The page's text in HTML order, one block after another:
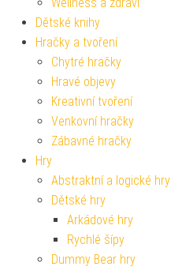
Wellness a zdraví
Dětské knihy
Hračky a tvoření
Chytré hračky
Hravé objevy
Kreativní tvoření
Venkovní hračky
Zábavné hračky
Hry
Abstraktní a logické hry
Dětské hry
Arkádové hry
Rychlé šípy
Dummy Bear hry